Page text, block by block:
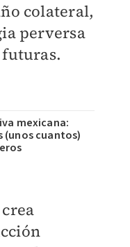
colateral,
perversa
mexicana:
(unos cuantos)